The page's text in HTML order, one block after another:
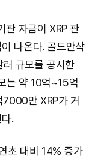
관 자금이 XRP 관
나온다. 골드만삭
규모를 공시한
는 약 10억~15억
만 XRP가 거
.
초 대비 14% 증가